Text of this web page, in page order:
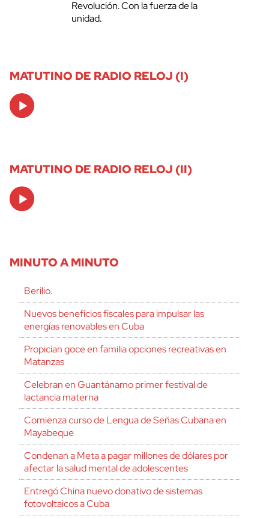
Revolución. Con la fuerza de la
unidad.
MATUTINO DE RADIO RELOJ (I)
Audio
Player
MATUTINO DE RADIO RELOJ (II)
Audio
Player
MINUTO A MINUTO
Berilio.
Nuevos beneficios fiscales para impulsar las
energías renovables en Cuba
Propician goce en familia opciones recreativas en
Matanzas
Celebran en Guantánamo primer festival de
lactancia materna
Comienza curso de Lengua de Señas Cubana en
Mayabeque
Condenan a Meta a pagar millones de dólares por
afectar la salud mental de adolescentes
Entregó China nuevo donativo de sistemas
fotovoltaicos a Cuba